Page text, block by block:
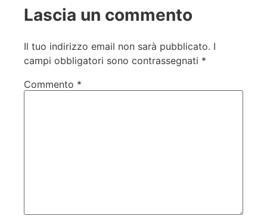
Lascia un commento
Il tuo indirizzo email non sarà pubblicato. I
campi obbligatori sono contrassegnati *
Commento *